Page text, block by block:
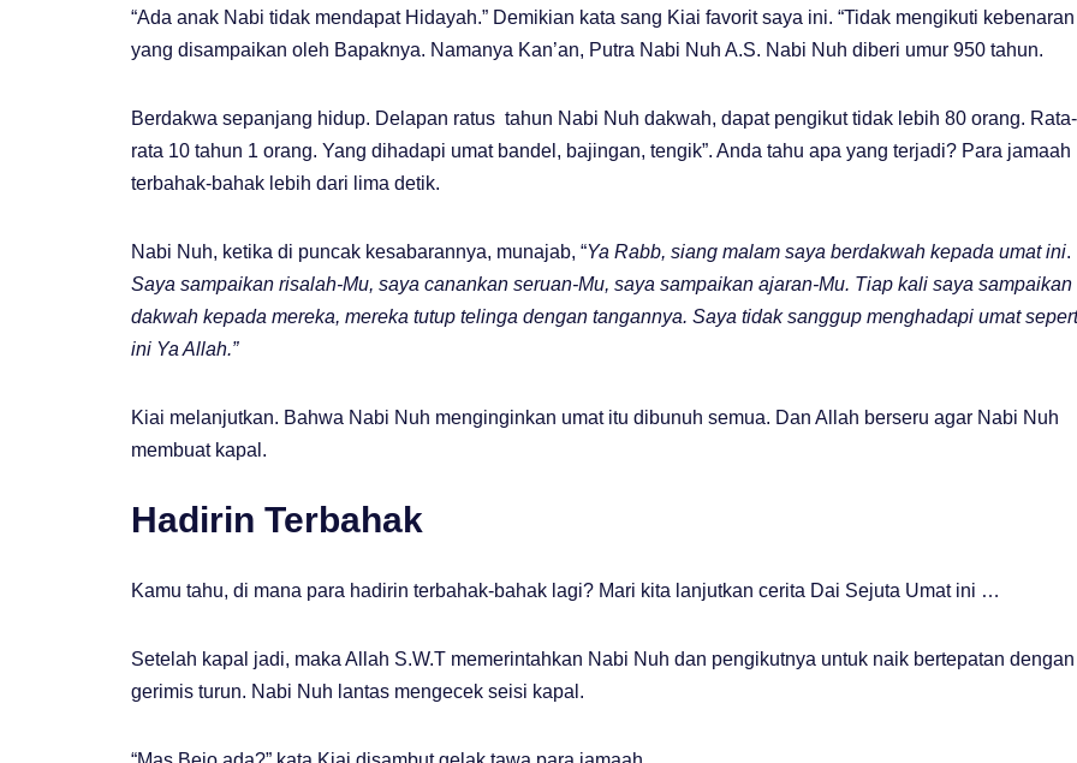
“Ada anak Nabi tidak mendapat Hidayah.” Demikian kata sang Kiai favorit saya ini. “Tidak mengikuti kebenaran
yang disampaikan oleh Bapaknya. Namanya Kan’an, Putra Nabi Nuh A.S. Nabi Nuh diberi umur 950 tahun.
Berdakwa sepanjang hidup. Delapan ratus tahun Nabi Nuh dakwah, dapat pengikut tidak lebih 80 orang. Rata-
rata 10 tahun 1 orang. Yang dihadapi umat bandel, bajingan, tengik”. Anda tahu apa yang terjadi? Para jamaah
terbahak-bahak lebih dari lima detik.
Nabi Nuh, ketika di puncak kesabarannya, munajab, “Ya Rabb, siang malam saya berdakwah kepada umat ini.
Saya sampaikan risalah-Mu, saya canankan seruan-Mu, saya sampaikan ajaran-Mu. Tiap kali saya sampaikan
dakwah kepada mereka, mereka tutup telinga dengan tangannya. Saya tidak sanggup menghadapi umat
ini Ya Allah.”
Kiai melanjutkan. Bahwa Nabi Nuh menginginkan umat itu dibunuh semua. Dan Allah berseru agar Nabi Nuh
membuat kapal.
Hadirin Terbahak
Kamu tahu, di mana para hadirin terbahak-bahak lagi? Mari kita lanjutkan cerita Dai Sejuta Umat ini …
Setelah kapal jadi, maka Allah S.W.T memerintahkan Nabi Nuh dan pengikutnya untuk naik bertepatan dengan
gerimis turun. Nabi Nuh lantas mengecek seisi kapal.